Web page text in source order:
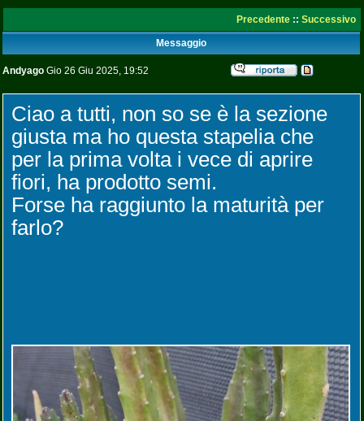
Precedente :: Successivo
Messaggio
Andyago Gio 26 Giu 2025, 19:52
Ciao a tutti, non so se è la sezione
giusta ma ho questa stapelia che
per la prima volta i vece di aprire
fiori, ha prodotto semi.
Forse ha raggiunto la maturità per
farlo?